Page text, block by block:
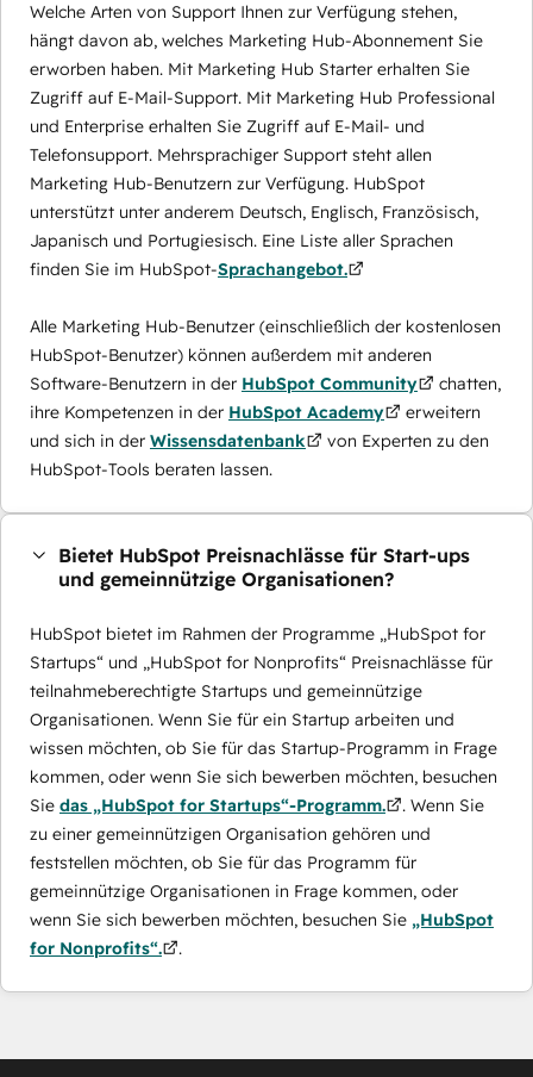
Welche Arten von Support Ihnen zur Verfügung stehen,
hängt davon ab, welches Marketing Hub-Abonnement Sie
erworben haben. Mit Marketing Hub Starter erhalten Sie
Zugriff auf E-Mail-Support. Mit Marketing Hub Professional
und Enterprise erhalten Sie Zugriff auf E-Mail- und
Telefonsupport. Mehrsprachiger Support steht allen
Marketing Hub-Benutzern zur Verfügung. HubSpot
unterstützt unter anderem Deutsch, Englisch, Französisch,
Japanisch und Portugiesisch. Eine Liste aller Sprachen
finden Sie im HubSpot-Sprachangebot.
Alle Marketing Hub-Benutzer (einschließlich der kostenlosen
HubSpot-Benutzer) können außerdem mit anderen
Software-Benutzern in der HubSpot Community
chatten,
ihre Kompetenzen in der HubSpot Academy
erweitern
und sich in der Wissensdatenbank
von Experten zu den
HubSpot-Tools beraten lassen.
Bietet HubSpot Preisnachlässe für Start-ups
und gemeinnützige Organisationen?
HubSpot bietet im Rahmen der Programme „HubSpot for
Startups“ und „HubSpot for Nonprofits“ Preisnachlässe für
teilnahmeberechtigte Startups und gemeinnützige
Organisationen. Wenn Sie für ein Startup arbeiten und
wissen möchten, ob Sie für das Startup-Programm in Frage
kommen, oder wenn Sie sich bewerben möchten, besuchen
Sie das „HubSpot for Startups“-Programm.
. Wenn Sie
zu einer gemeinnützigen Organisation gehören und
feststellen möchten, ob Sie für das Programm für
gemeinnützige Organisationen in Frage kommen, oder
wenn Sie sich bewerben möchten, besuchen Sie „HubSpot
for Nonprofits“.
.